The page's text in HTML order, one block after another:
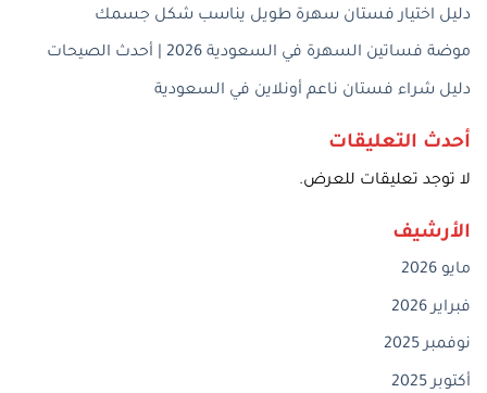
دليل اختيار فستان سهرة طويل يناسب شكل جسمك
موضة فساتين السهرة في السعودية 2026 | أحدث الصيحات
دليل شراء فستان ناعم أونلاين في السعودية
أحدث التعليقات
لا توجد تعليقات للعرض.
الأرشيف
مايو 2026
فبراير 2026
نوفمبر 2025
أكتوبر 2025